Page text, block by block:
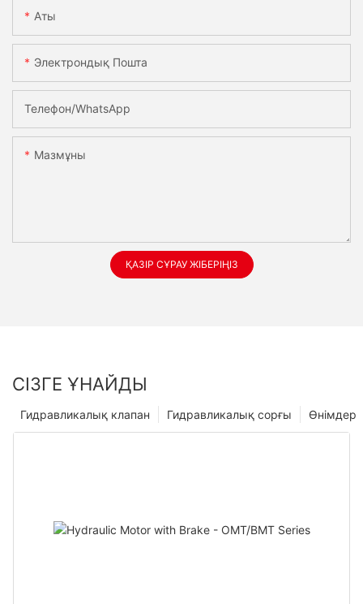
Аты
Электрондық Пошта
Телефон/whatsApp
Мазмұны
ҚАЗІР СҰРАУ ЖІБЕРІҢІЗ
СІЗГЕ ҰНАЙДЫ
Өнімдер
Гидравликалық сорғы
Гидравликалық клапан